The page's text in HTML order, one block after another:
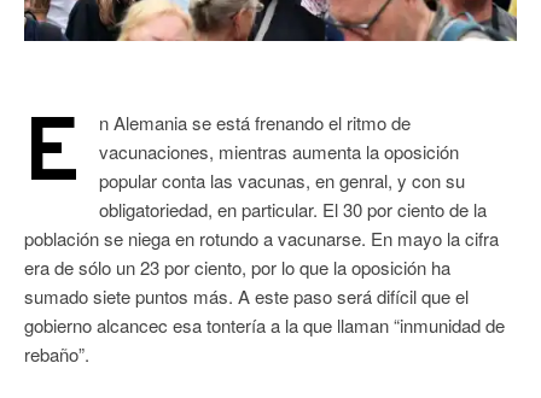
E
n Alemania se está frenando el ritmo de
vacunaciones, mientras aumenta la oposición
popular conta las vacunas, en genral, y con su
obligatoriedad, en particular. El 30 por ciento de la
población se niega en rotundo a vacunarse. En mayo la cifra
era de sólo un 23 por ciento, por lo que la oposición ha
sumado siete puntos más. A este paso será difícil que el
gobierno alcancec esa tontería a la que llaman “inmunidad de
rebaño”.